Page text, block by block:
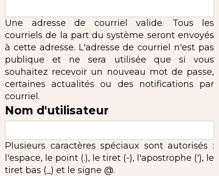
Une adresse de courriel valide. Tous les
courriels de la part du système seront envoyés
à cette adresse. L'adresse de courriel n'est pas
publique et ne sera utilisée que si vous
souhaitez recevoir un nouveau mot de passe,
certaines actualités ou des notifications par
courriel.
Nom d'utilisateur
Plusieurs caractères spéciaux sont autorisés :
l'espace, le point (.), le tiret (-), l'apostrophe ('), le
tiret bas (_) et le signe @.